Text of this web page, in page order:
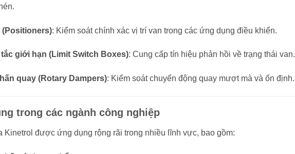
(Positioners): Kiểm soát chính xác vị trí van trong các ứng dụng điều khiển.
giới hạn (Limit Switch Boxes): Cung cấp tín hiệu phản hồi về trạng thái van.
quay (Rotary Dampers): Kiểm soát chuyển động quay mượt mà và ổn định.
trong các ngành công nghiệp
Kinetrol được ứng dụng rộng rãi trong nhiều lĩnh vực, bao gồm: